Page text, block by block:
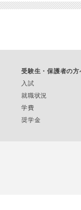
受験生・保護者の方
入試
就職状況
学費
奨学金